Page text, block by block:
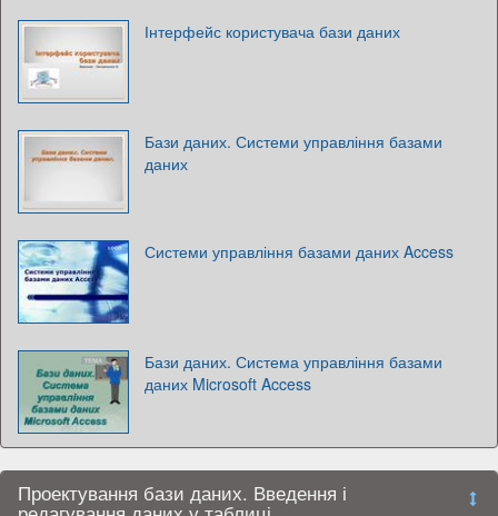
Інтерфейс користувача бази даних
Бази даних. Системи управління базами
даних
Системи управління базами даних Access
Бази даних. Система управління базами
даних Microsoft Access
Проектування бази даних. Введення і